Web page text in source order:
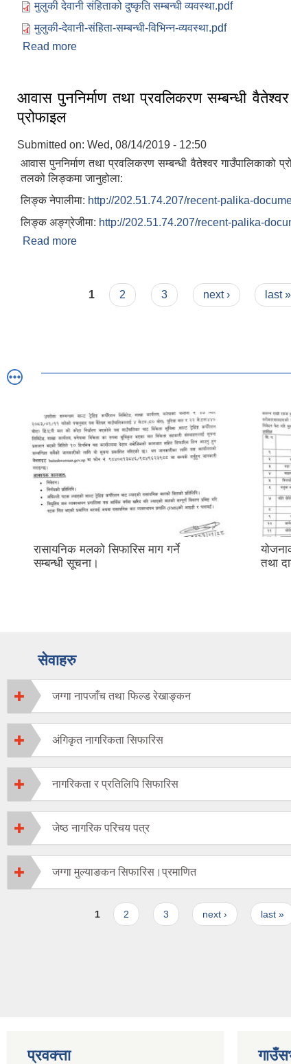
मुलुकी देवानी संहिताको दुष्कृति सम्बन्धी व्यवस्था.pdf
मुलुकी-देवानी-संहिता-सम्बन्धी-विभिन्न-व्यवस्था.pdf
Read more
आवास पुननिर्माण तथा प्रवलिकरण सम्बन्धी वैतेश्वर
प्रोफाइल
Submitted on: Wed, 08/14/2019 - 12:50
आवास पुननिर्माण तथा प्रवलिकरण सम्बन्धी वैतेश्वर गाउँपालिकाको
तलको लिङ्कमा जानुहोला:
लिङ्क नेपालीमा: http://202.51.74.207/recent-palika-
लिङ्क अङ्ग्रेजीमा: http://202.51.74.207/recent-palika-
Read more
1 2 3 next › last »
रासायनिक मलको सिफारिस माग गर्ने
सम्बन्धी सूचना।
तथा
सेवाहरु
जग्गा नापजाँच तथा फिल्ड रेखाङ्कन
अंगिकृत नागरिकता सिफारिस
नागरिकता र प्रतिलिपि सिफारिस
जेष्ठ नागरिक परिचय पत्र
जग्गा मुल्याङकन सिफारिस।प्रमाणित
1 2 3 next › last »
प्रवक्त्ता